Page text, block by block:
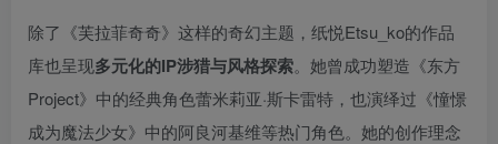
除了《芙拉菲奇奇》这样的奇幻主题，纸悦Etsu_ko的作品
库也呈现多元化的IP涉猎与风格探索。她曾成功塑造《东方
Project》中的经典角色蕾米莉亚·斯卡雷特，也演绎过《憧憬
成为魔法少女》中的阿良河基维等热门角色。她的创作理念